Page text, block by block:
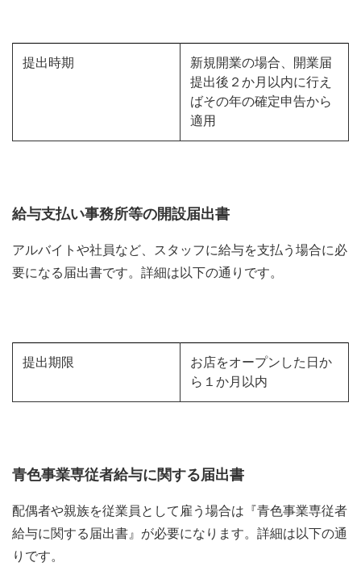
提出時期
新規開業の場合、開業届
提出後２か月以内に行え
ばその年の確定申告から
適用
給与支払い事務所等の開設届出書
アルバイトや社員など、スタッフに給与を支払う場合に必
要になる届出書です。詳細は以下の通りです。
提出期限
お店をオープンした日か
ら１か月以内
青色事業専従者給与に関する届出書
配偶者や親族を従業員として雇う場合は『青色事業専従者
給与に関する届出書』が必要になります。詳細は以下の通
りです。